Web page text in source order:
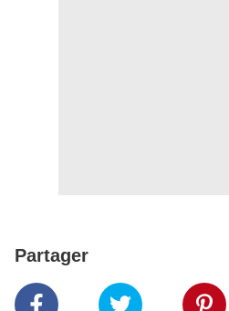
Partager